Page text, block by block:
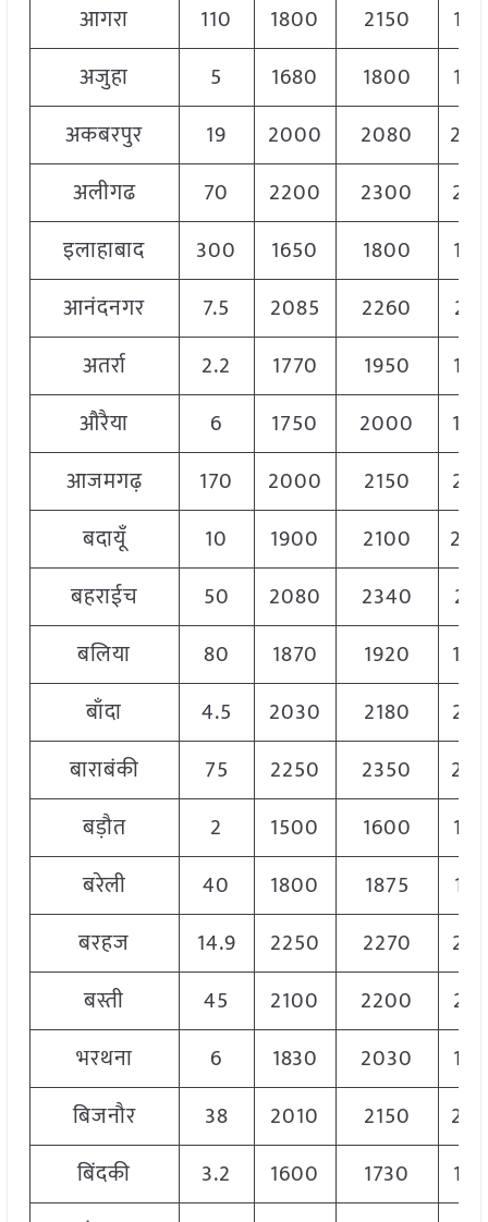
आगरा
110 1800 2150
अजुहा
5 1680 1800
अकबरपुर
19 2000 2080
अलीगढ
70 2200 2300
इलाहाबाद
300 1650 1800
आनंदनगर
7.5 2085 2260
अतर्रा
2.2 1770 1950
औरैया
6 1750 2000
आजमगढ़
170 2000 2150
बदायूँ
10 1900 2100
बहराईच
50 2080 2340
बलिया
80 1870 1920
बाँदा
4.5 2030 2180
बाराबंकी
75 2250 2350
बड़ौत
2 1500 1600
बरेली
40 1800 1875
बरहज
14.9 2250 2270
बस्ती
45 2100 2200
भरथना
6 1830 2030
बिजनौर
38 2010 2150
बिंदकी
3.2 1600 1730